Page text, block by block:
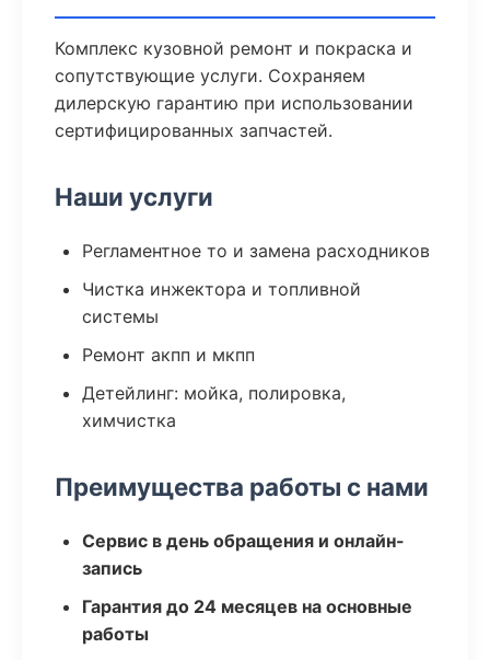
Комплекс кузовной ремонт и покраска и
сопутствующие услуги. Сохраняем
дилерскую гарантию при использовании
сертифицированных запчастей.
Наши услуги
Регламентное то и замена расходников
Чистка инжектора и топливной
системы
Ремонт акпп и мкпп
Детейлинг: мойка, полировка,
химчистка
Преимущества работы с нами
Сервис в день обращения и онлайн-
запись
Гарантия до 24 месяцев на основные
работы